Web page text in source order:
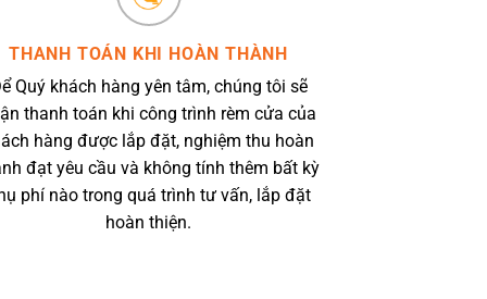
THANH TOÁN KHI HOÀN THÀNH
Quý khách hàng yên tâm, chúng tôi sẽ
thanh toán khi công trình rèm cửa của
hàng được lắp đặt, nghiệm thu hoàn
đạt yêu cầu và không tính thêm bất kỳ
phí nào trong quá trình tư vấn, lắp đặt
hoàn thiện.